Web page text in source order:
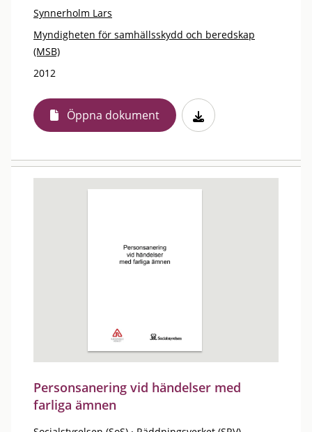
Synnerholm Lars
Myndigheten för samhällsskydd och beredskap
(MSB)
2012
Öppna dokument
Personsanering vid händelser med
farliga ämnen